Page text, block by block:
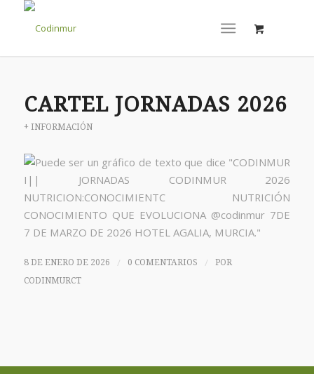
CARTEL JORNADAS 2026
+ INFORMACIÓN
8 DE ENERO DE 2026 / 0 COMENTARIOS /
POR
CODINMURCT